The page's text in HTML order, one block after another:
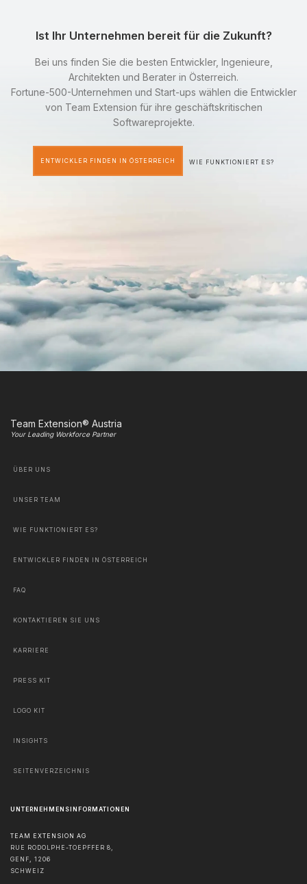
Ist Ihr Unternehmen bereit für die Zukunft?
Bei uns finden Sie die besten Entwickler, Ingenieure,
Architekten und Berater in Österreich.
Fortune-500-Unternehmen und Start-ups wählen die Entwickler
von Team Extension für ihre geschäftskritischen
Softwareprojekte.
ENTWICKLER FINDEN IN ÖSTERREICH WIE FUNKTIONIERT ES?
Team Extension® Austria
Your Leading Workforce Partner
ÜBER UNS
UNSER TEAM
WIE FUNKTIONIERT ES?
ENTWICKLER FINDEN IN ÖSTERREICH
FAQ
KONTAKTIEREN SIE UNS
KARRIERE
PRESS KIT
LOGO KIT
INSIGHTS
SEITENVERZEICHNIS
UNTERNEHMENSINFORMATIONEN
TEAM EXTENSION AG
RUE RODOLPHE-TOEPFFER 8,
GENF, 1206
SCHWEIZ